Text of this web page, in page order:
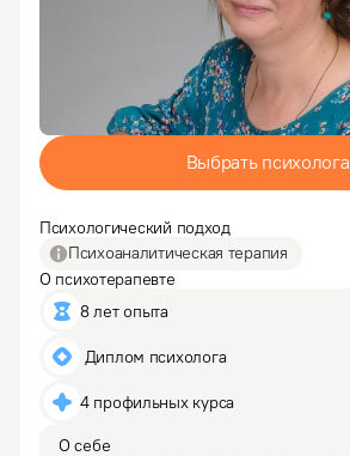
Выбрать психолога
Психологический подход
Психоаналитическая терапия
О психотерапевте
8 лет опыта
Диплом психолога
4 профильных курса
О себе